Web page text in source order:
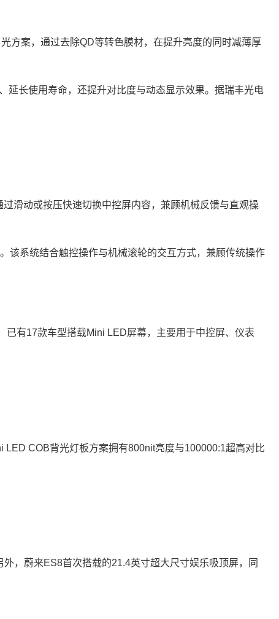
方案，通过去除QD等转色膜材，在提升亮度的同时减薄厚
延长使用寿命，还提升对比度与动态显示效果。据瑞丰光电
滑动或按压快速切换中控屏内容，兼顾机械反馈与直观操
该系统结合触控操作与机械滚轮的交互方式，兼顾传统操作
有17款车型搭载Mini LED屏幕，主要用于中控屏、仪表
COB背光灯板方案拥有800nit亮度与100000:1超高对比
，蔚来ES8首次搭载的21.4英寸超大尺寸娱乐吸顶屏，同